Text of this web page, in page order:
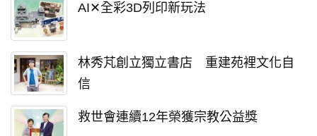
AI✕全彩3D列印新玩法
林秀芃創立獨立書店 重建苑裡文化自
信
救世會連續12年榮獲宗教公益獎